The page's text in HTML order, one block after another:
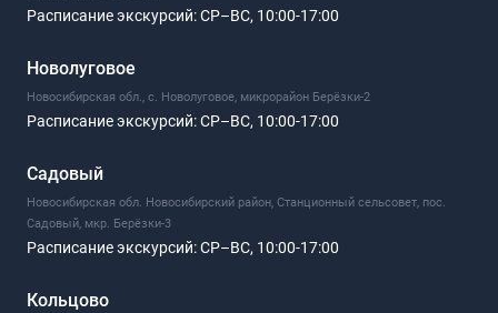
Расписание экскурсий:СР–ВС, 10:00-17:00
Новолуговое
Новосибирская обл., с. Новолуговое, микрорайон Берёзки-2
Расписание экскурсий:СР–ВС, 10:00-17:00
Садовый
Новосибирская обл. Новосибирский район, Станционный сельсовет, пос.
Садовый, мкр. Берёзки-3
Расписание экскурсий:СР–ВС, 10:00-17:00
Кольцово